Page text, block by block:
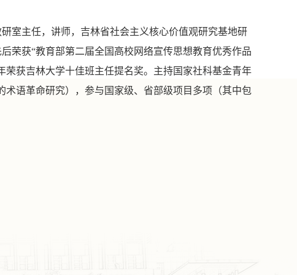
室主任， 讲师，吉林省社会主义核心价值观研究基地研
荣获“教育部第二届全国高校网络宣传思想教育优秀作品
荣获吉林大学十佳班主任提名奖。主持国家社科基金青年
术语革命研究），参与国家级、省部级项目多项（其中包